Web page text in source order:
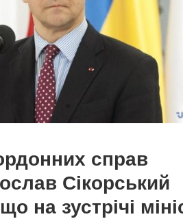
справ
Сікорський
на зустрічі